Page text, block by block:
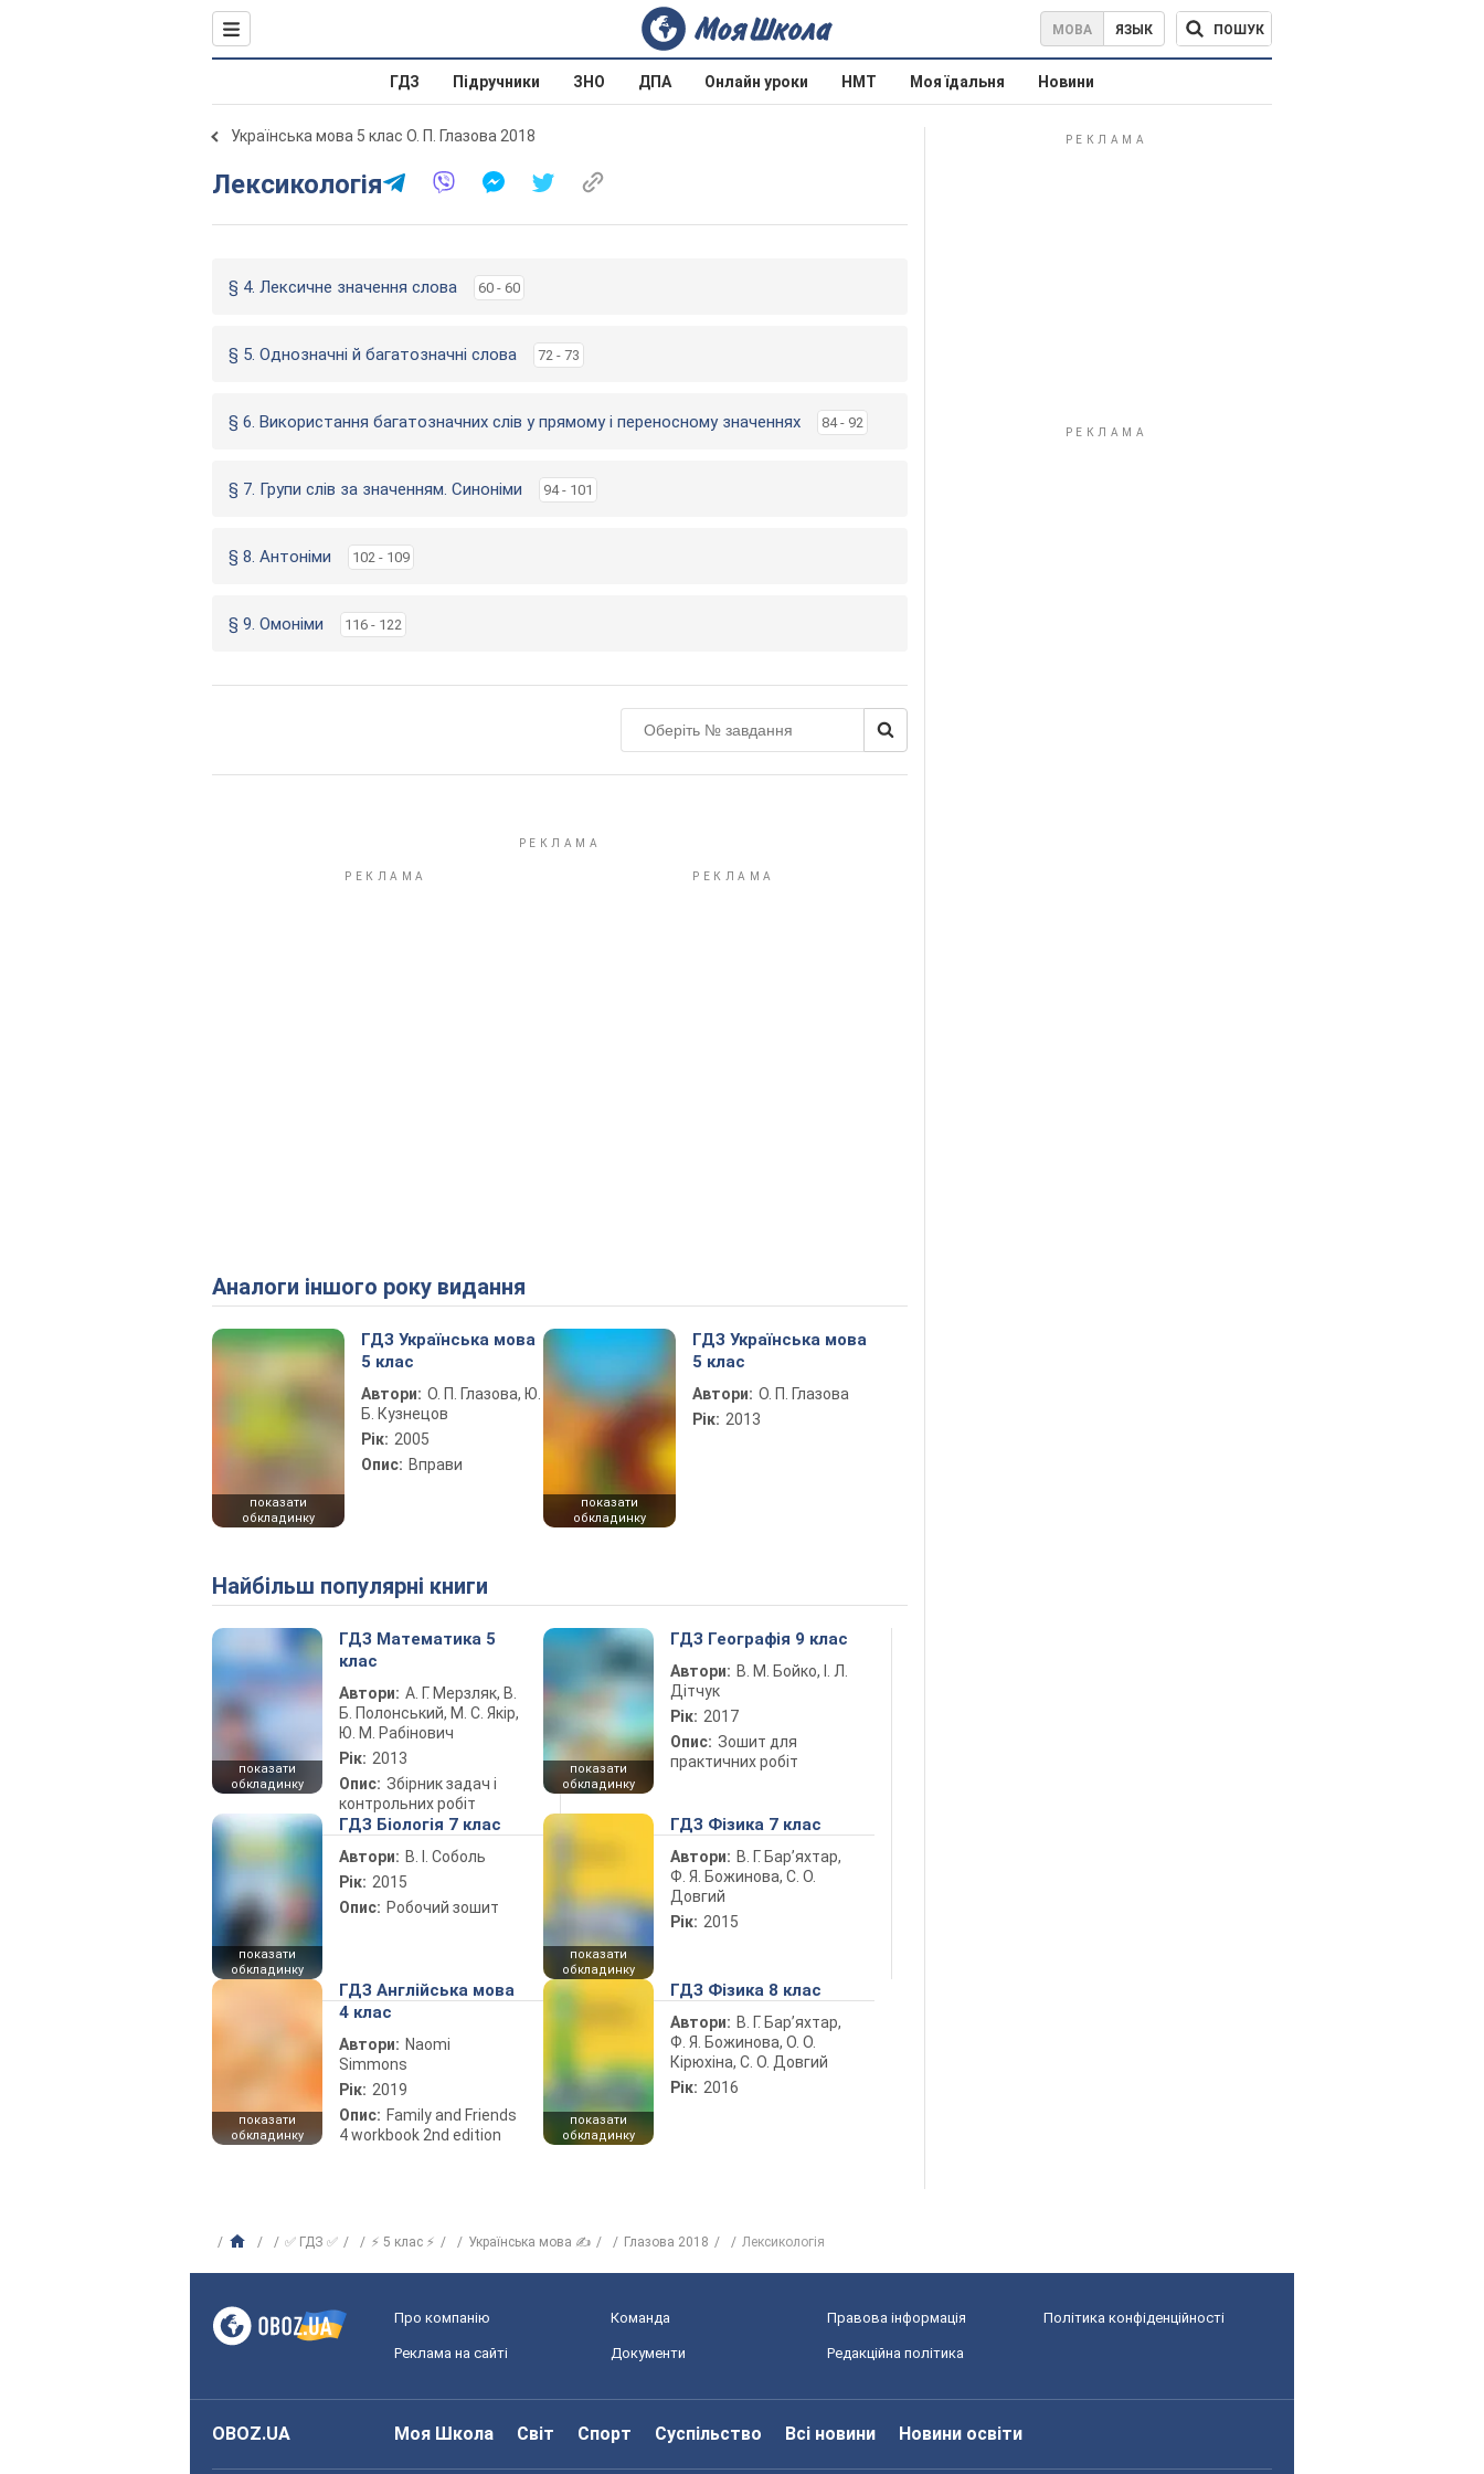
МОВА ЯЗЫК ПОШУК
ГДЗ Підручники ЗНО ДПА Онлайн уроки НМТ Моя їдальня Новини
Українська мова 5 клас О. П. Глазова 2018
Лексикологія
§ 4. Лексичне значення слова 60 - 60
§ 5. Однозначні й багатозначні слова 72 - 73
§ 6. Використання багатозначних слів у прямому і переносному значеннях 84 - 92
§ 7. Групи слів за значенням. Синоніми 94 - 101
§ 8. Антоніми 102 - 109
§ 9. Омоніми 116 - 122
Аналоги іншого року видання
показати
обкладинку
ГДЗ Українська мова
5 клас
Автори: О. П. Глазова, Ю.
Б. Кузнецов
Рік: 2005
Опис: Вправи
показати
обкладинку
ГДЗ Українська мова
5 клас
Автори: О. П. Глазова
Рік: 2013
Найбільш популярні книги
показати
обкладинку
ГДЗ Математика 5
клас
Автори: А. Г. Мерзляк, В.
Б. Полонський, М. С. Якір,
Ю. М. Рабінович
Рік: 2013
Опис: Збірник задач і
контрольних робіт
показати
обкладинку
ГДЗ Географія 9 клас
Автори: В. М. Бойко, І. Л.
Дітчук
Рік: 2017
Опис: Зошит для
практичних робіт
показати
обкладинку
ГДЗ Біологія 7 клас
Автори: В. І. Соболь
Рік: 2015
Опис: Робочий зошит
показати
обкладинку
ГДЗ Фізика 7 клас
Автори: В. Г. Бар’яхтар,
Ф. Я. Божинова, С. О.
Довгий
Рік: 2015
показати
обкладинку
ГДЗ Англійська мова
4 клас
Автори: Naomi
Simmons
Рік: 2019
Опис: Family and Friends
4 workbook 2nd edition
показати
обкладинку
ГДЗ Фізика 8 клас
Автори: В. Г. Бар’яхтар,
Ф. Я. Божинова, О. О.
Кірюхіна, С. О. Довгий
Рік: 2016
✅ ГДЗ ✅ ⚡ 5 клас ⚡ Українська мова ✍ Глазова 2018 Лексикологія
Про компанію Команда Правова інформація Політика конфіденційності
Реклама на сайті Документи Редакційна політика
OBOZ.UA Моя Школа Світ Спорт Суспільство Всі новини Новини освіти